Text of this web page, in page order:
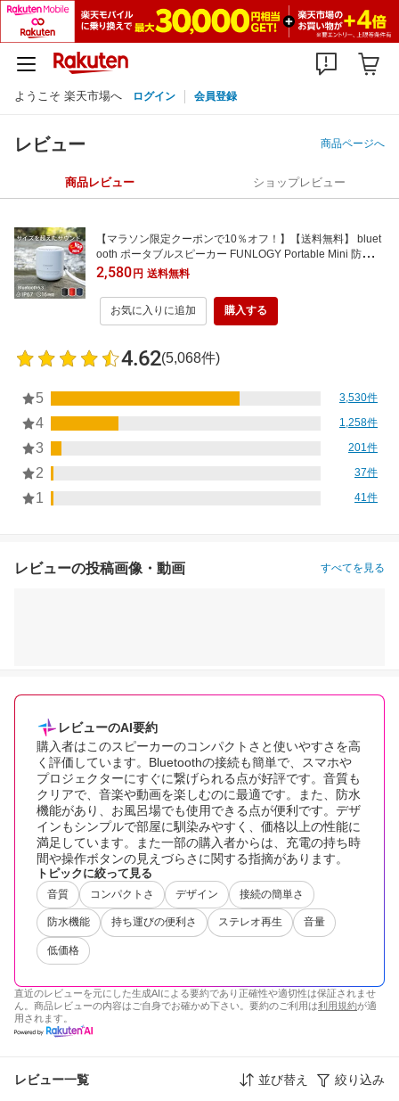
ようこそ 楽天市場へ ログイン 会員登録
レビュー 商品ページへ
商品レビュー ショップレビュー
【マラソン限定クーポンで10％オフ！】【送料無料】 bluet
ooth ポータブルスピーカー FUNLOGY Portable Mini 防水
ワイヤレス スピーカー 小型 TWS アウトドア IP67 お風呂 キ
ャンプ バッテリー搭載 モバイル 高音質 iPhone Android お
しゃれ pc ブルートゥース
2,580円 送料無料
お気に入りに追加 購入する
4.62(5,068件)
5 3,530件
4 1,258件
3 201件
2 37件
1 41件
レビューの投稿画像・動画 すべてを見る
レビューのAI要約
購入者はこのスピーカーのコンパクトさと使いやすさを高
く評価しています。Bluetoothの接続も簡単で、スマホや
プロジェクターにすぐに繋げられる点が好評です。音質も
クリアで、音楽や動画を楽しむのに最適です。また、防水
機能があり、お風呂場でも使用できる点が便利です。デザ
インもシンプルで部屋に馴染みやすく、価格以上の性能に
満足しています。また一部の購入者からは、充電の持ち時
間や操作ボタンの見えづらさに関する指摘があります。
トピックに絞って見る
音質 コンパクトさ デザイン 接続の簡単さ
防水機能 持ち運びの便利さ ステレオ再生 音量
低価格
直近のレビューを元にした生成AIによる要約であり正確性や適切性は保証されませ
ん。商品レビューの内容はご自身でお確かめ下さい。要約のご利用は利用規約が適
用されます。
レビュー一覧 並び替え 絞り込み